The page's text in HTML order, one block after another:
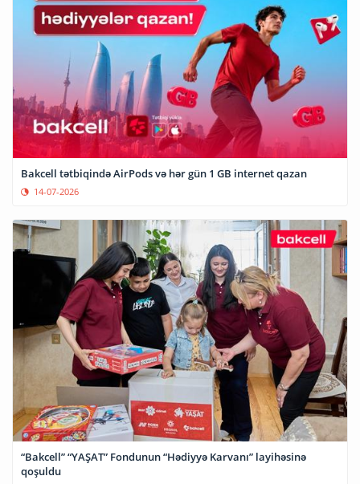
Bakcell tətbiqində AirPods və hər gün 1 GB internet qazan
14-07-2026
“Bakcell” “YAŞAT” Fondunun “Hədiyyə Karvanı” layihəsinə
qoşuldu